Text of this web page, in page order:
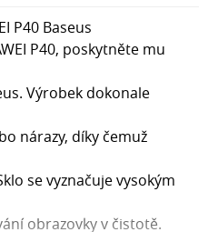
P40 Baseus
P40, poskytněte mu
Výrobek dokonale
nárazy, díky čemuž
se vyznačuje vysokým
obrazovky v čistotě.